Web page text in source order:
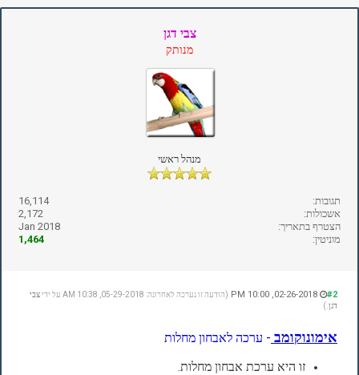
צבי דגן
מנותק
מנהל ראשי
תגובות:
16,114
אשכולות:
2,172
הצטרף בתאריך:
Jan 2018
מוניטין:
1,464
#2 (הודעה זו נערכה לאחרונה: 05-29-2018, 10:38 AM על ידי
צבי
דגן .)
אימונוקומב - ערכה לאבחון מחלות
זו היא ערכת אבחון מחלות.